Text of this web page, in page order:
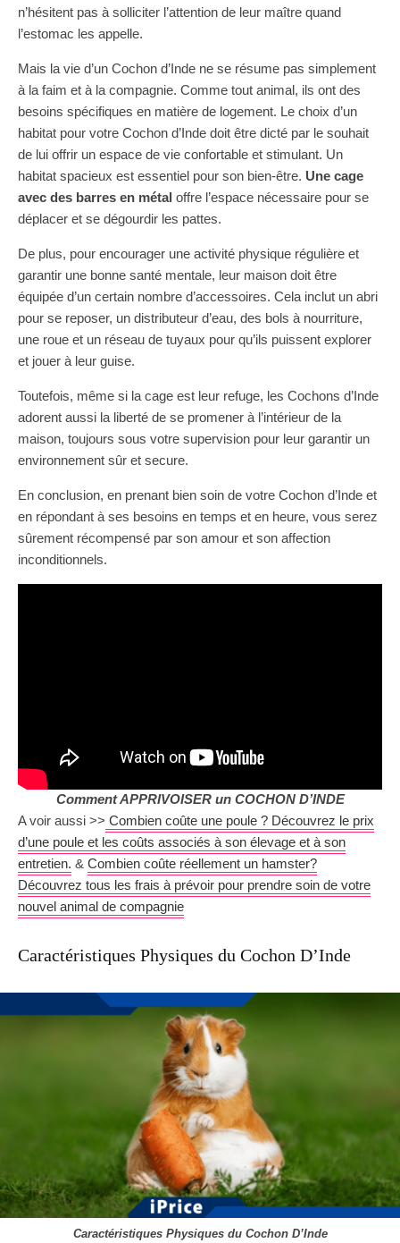
n’hésitent pas à solliciter l’attention de leur maître quand
l’estomac les appelle.
Mais la vie d’un Cochon d’Inde ne se résume pas simplement
à la faim et à la compagnie. Comme tout animal, ils ont des
besoins spécifiques en matière de logement. Le choix d’un
habitat pour votre Cochon d’Inde doit être dicté par le souhait
de lui offrir un espace de vie confortable et stimulant. Un
habitat spacieux est essentiel pour son bien-être. Une cage
avec des barres en métal offre l’espace nécessaire pour se
déplacer et se dégourdir les pattes.
De plus, pour encourager une activité physique régulière et
garantir une bonne santé mentale, leur maison doit être
équipée d’un certain nombre d’accessoires. Cela inclut un abri
pour se reposer, un distributeur d’eau, des bols à nourriture,
une roue et un réseau de tuyaux pour qu’ils puissent explorer
et jouer à leur guise.
Toutefois, même si la cage est leur refuge, les Cochons d’Inde
adorent aussi la liberté de se promener à l’intérieur de la
maison, toujours sous votre supervision pour leur garantir un
environnement sûr et secure.
En conclusion, en prenant bien soin de votre Cochon d’Inde et
en répondant à ses besoins en temps et en heure, vous serez
sûrement récompensé par son amour et son affection
inconditionnels.
Comment APPRIVOISER un COCHON D’INDE
A voir aussi >> Combien coûte une poule ? Découvrez le prix
d’une poule et les coûts associés à son élevage et à son
entretien. & Combien coûte réellement un hamster?
Découvrez tous les frais à prévoir pour prendre soin de votre
nouvel animal de compagnie
Caractéristiques Physiques du Cochon D’Inde
Caractéristiques Physiques du Cochon D’Inde